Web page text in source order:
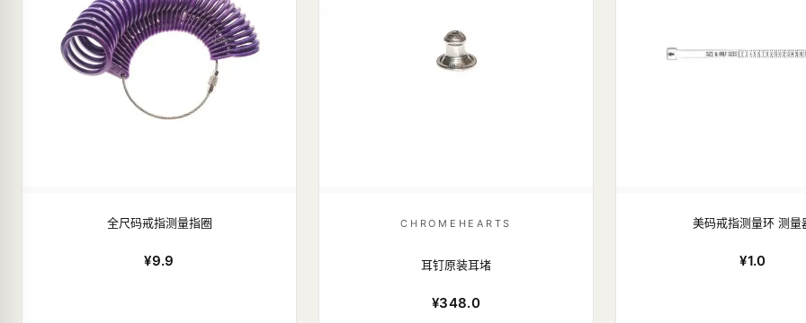
全尺码戒指测量指圈
¥9.9
CHROMEHEARTS
耳钉原装耳堵
¥348.0
美码戒指测量环 测量
¥1.0